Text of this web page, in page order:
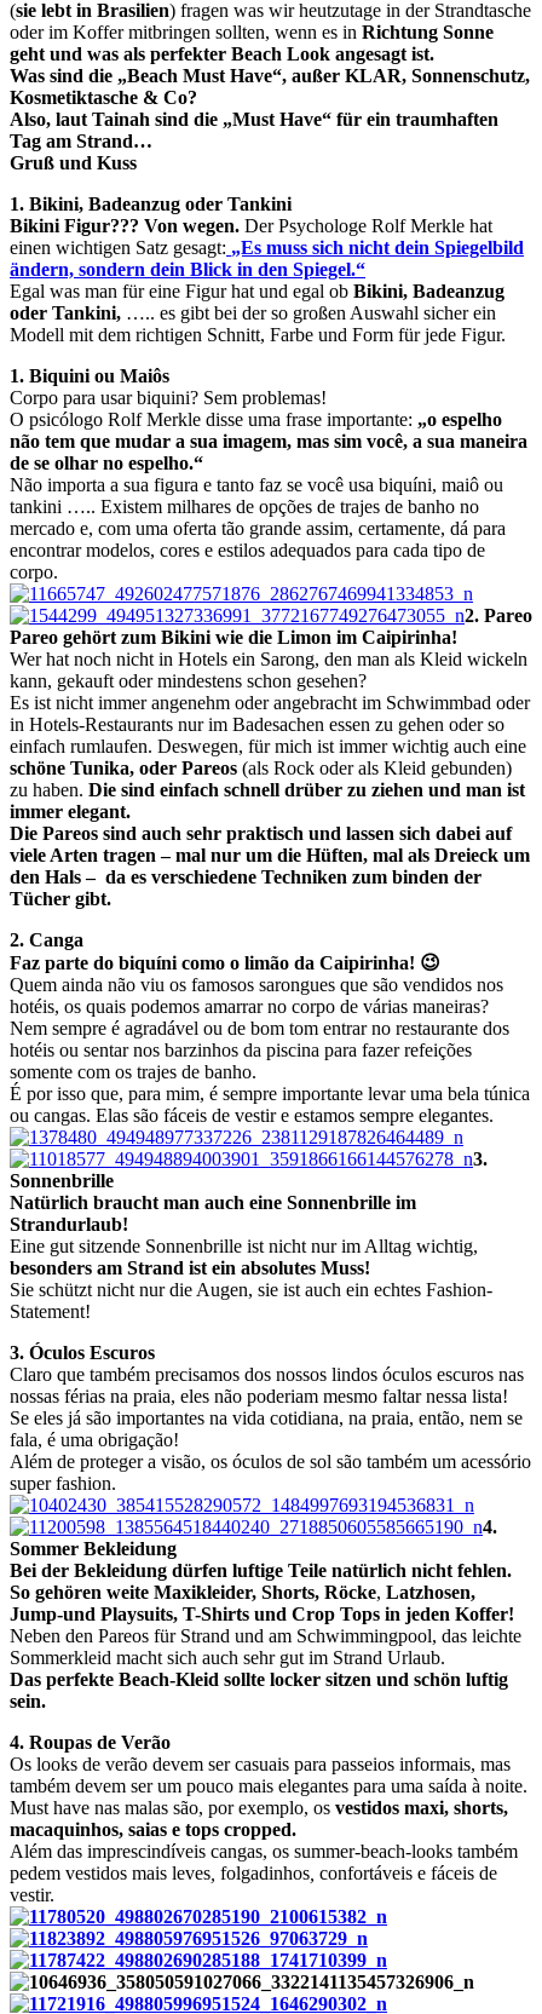
(sie lebt in Brasilien) fragen was wir heutzutage in der Strandtasche
oder im Koffer mitbringen sollten, wenn es in Richtung Sonne
geht und was als perfekter Beach Look angesagt ist.
Was sind die „Beach Must Have“, außer KLAR, Sonnenschutz,
Kosmetiktasche & Co?
Also, laut Tainah sind die „Must Have“ für ein traumhaften
Tag am Strand…
Gruß und Kuss
1. Bikini, Badeanzug oder Tankini
Bikini Figur??? Von wegen. Der Psychologe Rolf Merkle hat
einen wichtigen Satz gesagt: „Es muss sich nicht dein Spiegelbild
ändern, sondern dein Blick in den Spiegel.“
Egal was man für eine Figur hat und egal ob Bikini, Badeanzug
oder Tankini, ….. es gibt bei der so großen Auswahl sicher ein
Modell mit dem richtigen Schnitt, Farbe und Form für jede Figur.
1. Biquini ou Maiôs
Corpo para usar biquini? Sem problemas!
O psicólogo Rolf Merkle disse uma frase importante: „o espelho
não tem que mudar a sua imagem, mas sim você, a sua maneira
de se olhar no espelho.“
Não importa a sua figura e tanto faz se você usa biquíni, maiô ou
tankini ….. Existem milhares de opções de trajes de banho no
mercado e, com uma oferta tão grande assim, certamente, dá para
encontrar modelos, cores e estilos adequados para cada tipo de
corpo.
2. Pareo
Pareo gehört zum Bikini wie die Limon im Caipirinha!
Wer hat noch nicht in Hotels ein Sarong, den man als Kleid wickeln
kann, gekauft oder mindestens schon gesehen?
Es ist nicht immer angenehm oder angebracht im Schwimmbad oder
in Hotels-Restaurants nur im Badesachen essen zu gehen oder so
einfach rumlaufen. Deswegen, für mich ist immer wichtig auch eine
schöne Tunika, oder Pareos (als Rock oder als Kleid gebunden)
zu haben. Die sind einfach schnell drüber zu ziehen und man ist
immer elegant.
Die Pareos sind auch sehr praktisch und lassen sich dabei auf
viele Arten tragen – mal nur um die Hüften, mal als Dreieck um
den Hals – da es verschiedene Techniken zum binden der
Tücher gibt.
2. Canga
Faz parte do biquíni como o limão da Caipirinha! 😉
Quem ainda não viu os famosos sarongues que são vendidos nos
hotéis, os quais podemos amarrar no corpo de várias maneiras?
Nem sempre é agradável ou de bom tom entrar no restaurante dos
hotéis ou sentar nos barzinhos da piscina para fazer refeições
somente com os trajes de banho.
É por isso que, para mim, é sempre importante levar uma bela túnica
ou cangas. Elas são fáceis de vestir e estamos sempre elegantes.
3.
Sonnenbrille
Natürlich braucht man auch eine Sonnenbrille im
Strandurlaub!
Eine gut sitzende Sonnenbrille ist nicht nur im Alltag wichtig,
besonders am Strand ist ein absolutes Muss!
Sie schützt nicht nur die Augen, sie ist auch ein echtes Fashion-
Statement!
3. Óculos Escuros
Claro que também precisamos dos nossos lindos óculos escuros nas
nossas férias na praia, eles não poderiam mesmo faltar nessa lista!
Se eles já são importantes na vida cotidiana, na praia, então, nem se
fala, é uma obrigação!
Além de proteger a visão, os óculos de sol são também um acessório
super fashion.
4.
Sommer Bekleidung
Bei der Bekleidung dürfen luftige Teile natürlich nicht fehlen.
So gehören weite Maxikleider, Shorts, Röcke, Latzhosen,
Jump-und Playsuits, T-Shirts und Crop Tops in jeden Koffer!
Neben den Pareos für Strand und am Schwimmingpool, das leichte
Sommerkleid macht sich auch sehr gut im Strand Urlaub.
Das perfekte Beach-Kleid sollte locker sitzen und schön luftig
sein.
4. Roupas de Verão
Os looks de verão devem ser casuais para passeios informais, mas
também devem ser um pouco mais elegantes para uma saída à noite.
Must have nas malas são, por exemplo, os vestidos maxi, shorts,
macaquinhos, saias e tops cropped.
Além das imprescindíveis cangas, os summer-beach-looks também
pedem vestidos mais leves folgadinhos confortáveis e fáceis de
vestir.